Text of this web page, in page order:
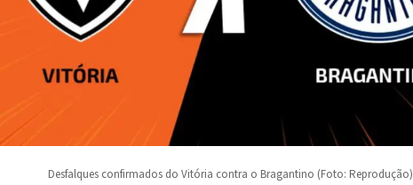
Desfalques confirmados do Vitória contra o Bragantino (Foto: Reprodução)